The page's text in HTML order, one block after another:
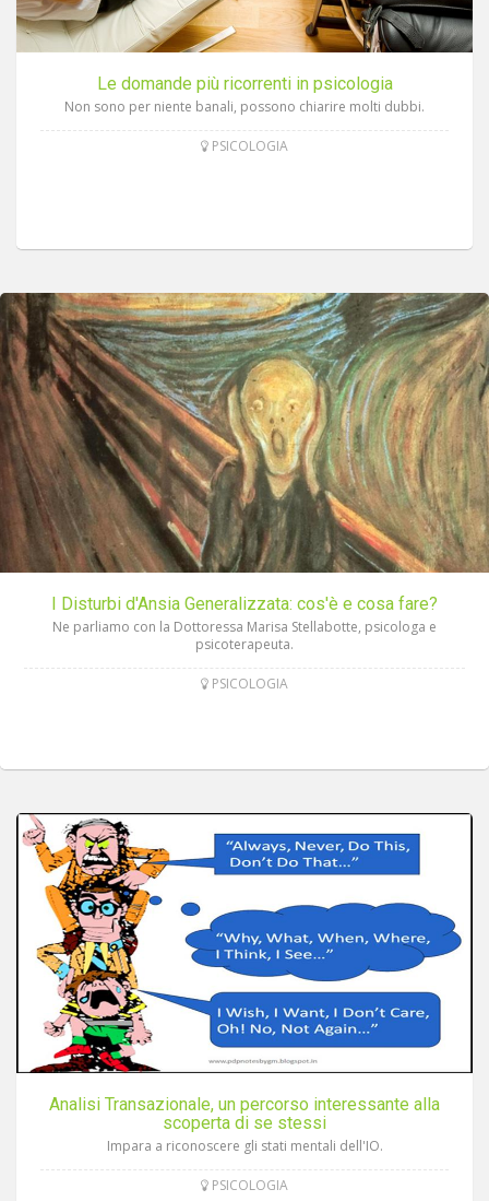
Le domande più ricorrenti in psicologia
Non sono per niente banali, possono chiarire molti dubbi.
PSICOLOGIA
I Disturbi d'Ansia Generalizzata: cos'è e cosa fare?
Ne parliamo con la Dottoressa Marisa Stellabotte, psicologa e
psicoterapeuta.
PSICOLOGIA
Analisi Transazionale, un percorso interessante alla
scoperta di se stessi
Impara a riconoscere gli stati mentali dell'IO.
PSICOLOGIA